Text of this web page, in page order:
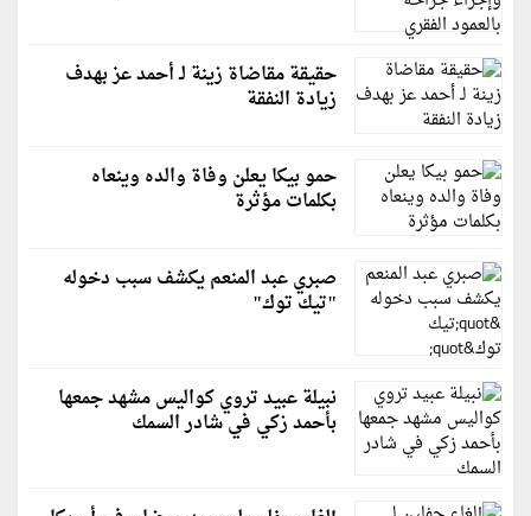
حقيقة مقاضاة زينة لـ أحمد عز بهدف
زيادة النفقة
حمو بيكا يعلن وفاة والده وينعاه
بكلمات مؤثرة
صبري عبد المنعم يكشف سبب دخوله
"تيك توك"
نبيلة عبيد تروي كواليس مشهد جمعها
بأحمد زكي في شادر السمك